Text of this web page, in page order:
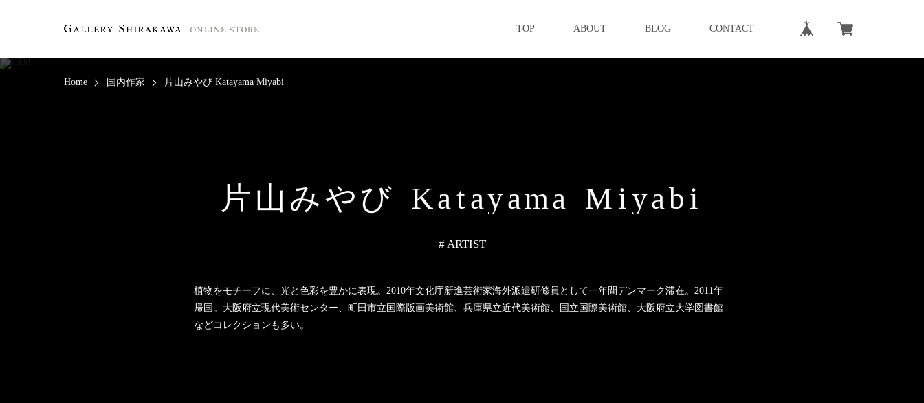
TOP ABOUT BLOG CONTACT
片 山 みや び Katayama M iyab i
# ARTIST
植物をモチーフに、光と色彩を豊かに表現。2010年文化庁新進芸術家海外派遣研修員として一年間デンマーク滞在。2011年
帰国。大阪府立現代美術センター、町田市立国際版画美術館、兵庫県立近代美術館、国立国際美術館、大阪府立大学図書館
などコレクションも多い。
Home 国内作家 片山みやび Katayama Miyabi